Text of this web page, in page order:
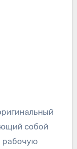
собой
рабочую